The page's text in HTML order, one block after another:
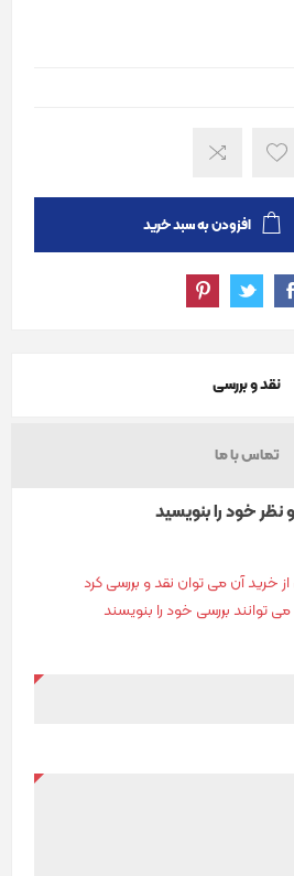
افزودن به سبد خرید
نقد و بررسی
تماس با ما
نظر خود را بنویسید
خرید آن می توان نقد و بررسی کرد
می توانند بررسی خود را بنویسند